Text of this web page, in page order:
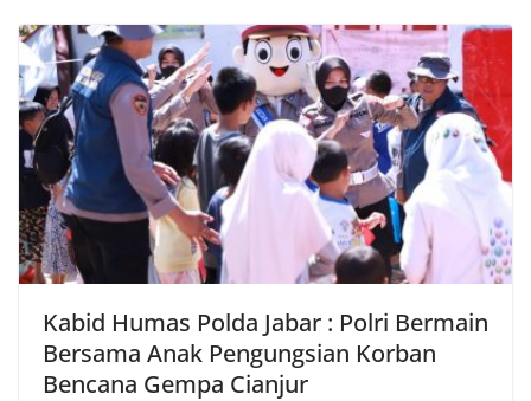
Kabid Humas Polda Jabar : Polri Bermain
Bersama Anak Pengungsian Korban
Bencana Gempa Cianjur